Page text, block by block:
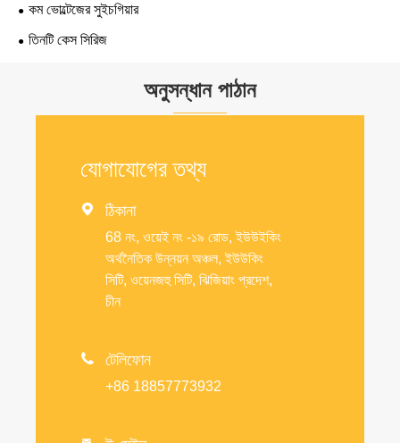
কম ভোল্টেজের সুইচগিয়ার
তিনটি কেস সিরিজ
অনুসন্ধান পাঠান
যোগাযোগের তথ্য
 ঠিকানা
68 নং, ওয়েই নং -১৯ রোড, ইউউইকিং
অর্থনৈতিক উন্নয়ন অঞ্চল, ইউউকিং
সিটি, ওয়েনজহু সিটি, ঝিজিয়াং প্রদেশ,
চীন
 টেলিফোন
+86 18857773932